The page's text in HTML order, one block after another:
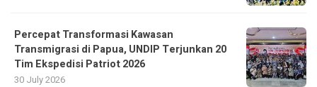
Percepat Transformasi Kawasan
Transmigrasi di Papua, UNDIP Terjunkan 20
Tim Ekspedisi Patriot 2026
30 July 2026